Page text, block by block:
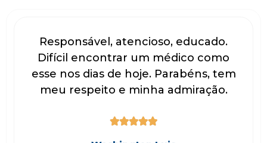
Responsável, atencioso, educado.
Difícil encontrar um médico como
esse nos dias de hoje. Parabéns, tem
meu respeito e minha admiração.
